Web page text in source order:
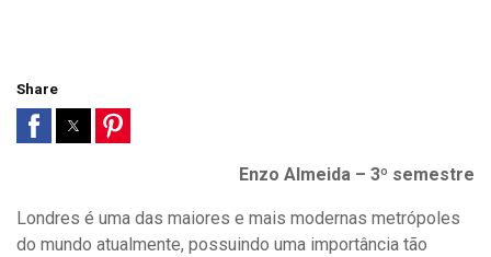
Share
Enzo Almeida – 3º semestre
Londres é uma das maiores e mais modernas metrópoles
do mundo atualmente, possuindo uma importância tão